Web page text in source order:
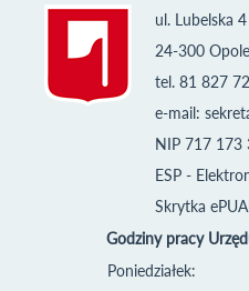
ul. Lubelska 4
24-300
tel. 81 827
e-mail:
NIP 717 173
ESP -
Skrytka
Godziny pracy
Poniedziałek: